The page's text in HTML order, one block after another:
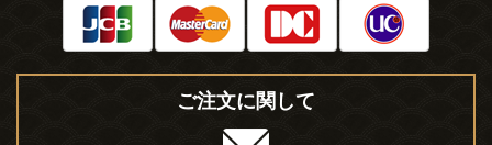
ご注文に関して